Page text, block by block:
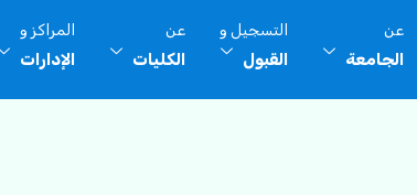
عن
الجامعة
التسجيل و
القبول
عن
الكليات
المراكز و
الإدارات